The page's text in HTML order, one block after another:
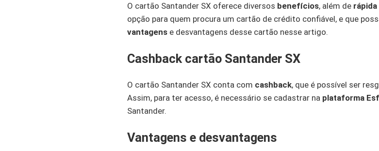
O cartão Santander SX oferece diversos benefícios, além de
opção para quem procura um cartão de crédito confiável, e que
vantagens e desvantagens desse cartão nesse artigo.
Cashback cartão Santander SX
O cartão Santander SX conta com cashback, que é possível ser
Assim, para ter acesso, é necessário se cadastrar na plataforma
Santander.
Vantagens e desvantagens